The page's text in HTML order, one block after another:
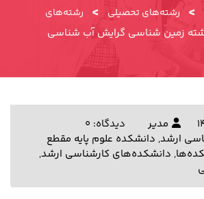
> رشته‌های تحصیلی >
رشته‌های
زمین شناسی گرایش آب شناسی
مدیر
دیدگاه: 0
ارشد, دانشکده علوم پایه مقطع
, دانشکده‌های کارشناسی ارشد,